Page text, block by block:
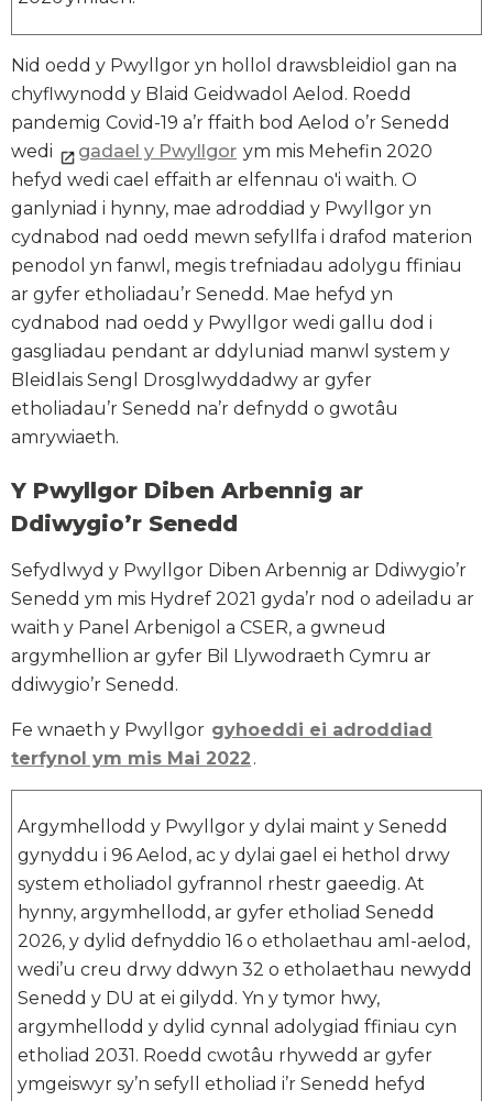
Nid oedd y Pwyllgor yn hollol drawsbleidiol gan na
chyflwynodd y Blaid Geidwadol Aelod. Roedd
pandemig Covid-19 a’r ffaith bod Aelod o’r Senedd
wedi
gadael y Pwyllgor ym mis Mehefin 2020
hefyd wedi cael effaith ar elfennau o'i waith. O
ganlyniad i hynny, mae adroddiad y Pwyllgor yn
cydnabod nad oedd mewn sefyllfa i drafod materion
penodol yn fanwl, megis trefniadau adolygu ffiniau
ar gyfer etholiadau’r Senedd. Mae hefyd yn
cydnabod nad oedd y Pwyllgor wedi gallu dod i
gasgliadau pendant ar ddyluniad manwl system y
Bleidlais Sengl Drosglwyddadwy ar gyfer
etholiadau’r Senedd na’r defnydd o gwotâu
amrywiaeth.
Y Pwyllgor Diben Arbennig ar
Ddiwygio’r Senedd
Sefydlwyd y Pwyllgor Diben Arbennig ar Ddiwygio’r
Senedd ym mis Hydref 2021 gyda’r nod o adeiladu ar
waith y Panel Arbenigol a CSER, a gwneud
argymhellion ar gyfer Bil Llywodraeth Cymru ar
ddiwygio’r Senedd.
Fe wnaeth y Pwyllgor gyhoeddi ei adroddiad
terfynol ym mis Mai 2022 .
Argymhellodd y Pwyllgor y dylai maint y Senedd
gynyddu i 96 Aelod, ac y dylai gael ei hethol drwy
system etholiadol gyfrannol rhestr gaeedig. At
hynny, argymhellodd, ar gyfer etholiad Senedd
2026, y dylid defnyddio 16 o etholaethau aml-aelod,
wedi’u creu drwy ddwyn 32 o etholaethau newydd
Senedd y DU at ei gilydd. Yn y tymor hwy,
argymhellodd y dylid cynnal adolygiad ffiniau cyn
etholiad 2031. Roedd cwotâu rhywedd ar gyfer
ymgeiswyr sy’n sefyll etholiad i’r Senedd hefyd